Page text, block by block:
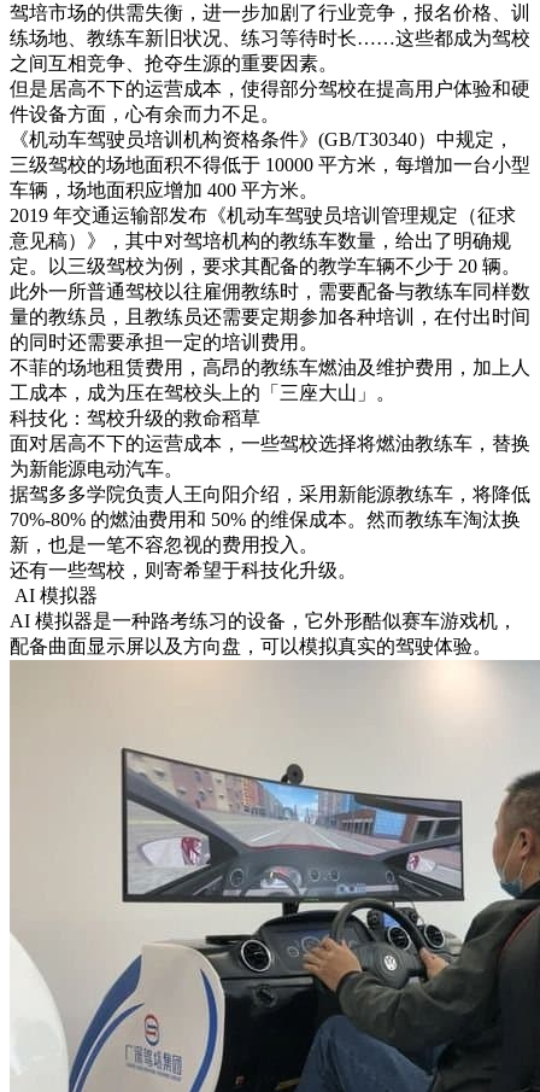
驾培市场的供需失衡，进一步加剧了行业竞争，报名价格、训
练场地、教练车新旧状况、练习等待时长……这些都成为驾校
之间互相竞争、抢夺生源的重要因素。
但是居高不下的运营成本，使得部分驾校在提高用户体验和硬
件设备方面，心有余而力不足。
《机动车驾驶员培训机构资格条件》(GB/T30340）中规定，
三级驾校的场地面积不得低于 10000 平方米，每增加一台小型
车辆，场地面积应增加 400 平方米。
2019 年交通运输部发布《机动车驾驶员培训管理规定（征求
意见稿）》，其中对驾培机构的教练车数量，给出了明确规
定。以三级驾校为例，要求其配备的教学车辆不少于 20 辆。
此外一所普通驾校以往雇佣教练时，需要配备与教练车同样数
量的教练员，且教练员还需要定期参加各种培训，在付出时间
的同时还需要承担一定的培训费用。
不菲的场地租赁费用，高昂的教练车燃油及维护费用，加上人
工成本，成为压在驾校头上的「三座大山」。
科技化：驾校升级的救命稻草
面对居高不下的运营成本，一些驾校选择将燃油教练车，替换
为新能源电动汽车。
据驾多多学院负责人王向阳介绍，采用新能源教练车，将降低
70%-80% 的燃油费用和 50% 的维保成本。然而教练车淘汰换
新，也是一笔不容忽视的费用投入。
还有一些驾校，则寄希望于科技化升级。
AI 模拟器
AI 模拟器是一种路考练习的设备，它外形酷似赛车游戏机，
配备曲面显示屏以及方向盘，可以模拟真实的驾驶体验。